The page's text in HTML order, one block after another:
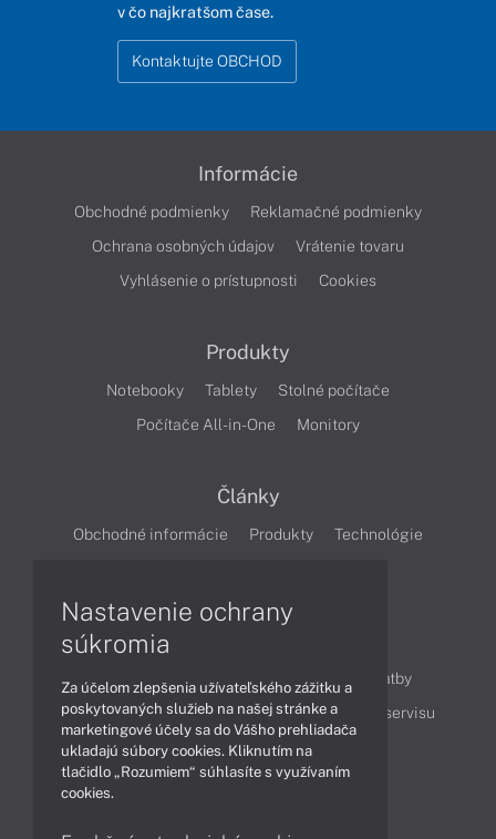
v čo najkratšom čase.
Kontaktujte OBCHOD
Informácie
Obchodné podmienky
Reklamačné podmienky
Ochrana osobných údajov
Vrátenie tovaru
Vyhlásenie o prístupnosti
Cookies
Produkty
Notebooky Tablety
Stolné počítače
Počítače All-in-One
Monitory
Články
Obchodné informácie Produkty
Technológie
Ako nakupovať
Možnosti doručenia a platby
Podpora a servis
Servisné služby Cenník servisu
Kontakty
Nastavenie ochrany
súkromia
Za účelom zlepšenia užívateľského zážitku a
poskytovaných služieb na našej stránke a
marketingové účely sa do Vášho prehliadača
ukladajú súbory cookies. Kliknutím na
tlačidlo „Rozumiem“ súhlasíte s využívaním
cookies.